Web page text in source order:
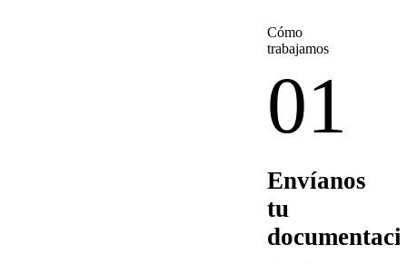
Cómo
trabajamos
01
Envíanos
tu